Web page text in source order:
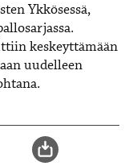
Ykkösessä,
keskeyttämään
uudelleen